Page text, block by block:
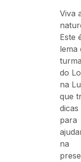
Viva
Este
lema
turma
do
na
que
dicas
para
na